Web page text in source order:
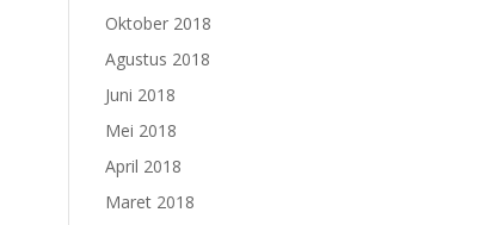
Oktober 2018
Agustus 2018
Juni 2018
Mei 2018
April 2018
Maret 2018